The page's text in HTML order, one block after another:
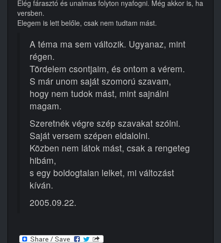
Elég fárasztó és unalmas folyton nyafogni. Még akkor is, ha
versben.
Elegem is lett belőle, csak nem tudtam mást.
A téma ma sem változik. Ugyanaz, mint
régen.
Tördelem csontjaim, és ontom a vérem.
S már unom saját szomorú szavam,
hogy nem tudok mást, mint sajnálni
magam.
Szeretnék végre szép szavakat szólni.
Saját versem szépen eldalolni.
Közben nem látok mást, csak a rengeteg
hibám,
s egy boldogtalan lelket, mi változást
kíván.
2005.09.22.